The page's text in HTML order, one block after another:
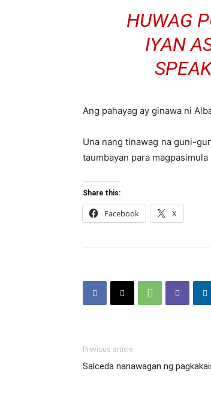
HUWAG
IYAN
Ang pahayag ay ginawa ni
Una nang tinawag na guni-
taumbayan para
Share this:
Facebook X
Previous article
Salceda nanawagan ng